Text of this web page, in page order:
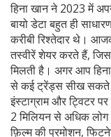
हिना खान ने 2023 में
बायो डेटा बहुत ही
करीबी रिश्तेदार थे।
तस्वीरें शेयर करते हैं,
मिलती है। अगर आप
से कई ट्रेंड्स सीख सकते
इंस्टाग्राम और ट्विटर
2 मिलियन से अधिक
फ़िल्म की प्रमोशन,